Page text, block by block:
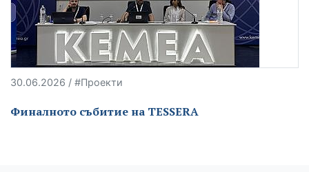
30.06.2026 / #Проекти
Финалното събитие на TESSERA